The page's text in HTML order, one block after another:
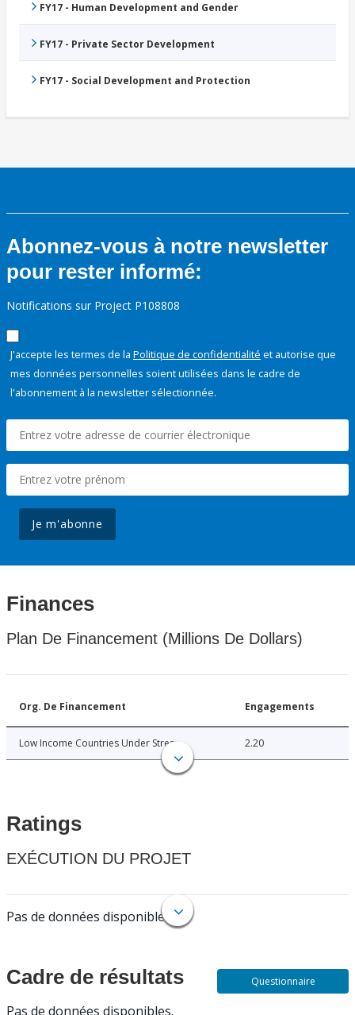
FY17 - Human Development and Gender
FY17 - Private Sector Development
FY17 - Social Development and Protection
Abonnez-vous à notre newsletter
pour rester informé:
Notifications sur Project P108808
J'accepte les termes de la Politique de confidentialité et autorise que
mes données personnelles soient utilisées dans le cadre de
l'abonnement à la newsletter sélectionnée.
Je m'abonne
Finances
Plan De Financement (Millions De Dollars)
Org. De Financement Engagements
Low Income Countries Under Stress 2.20
Ratings
EXÉCUTION DU PROJET
Pas de données disponibles.
Cadre de résultats
Pas de données disponibles.
Questionnaire